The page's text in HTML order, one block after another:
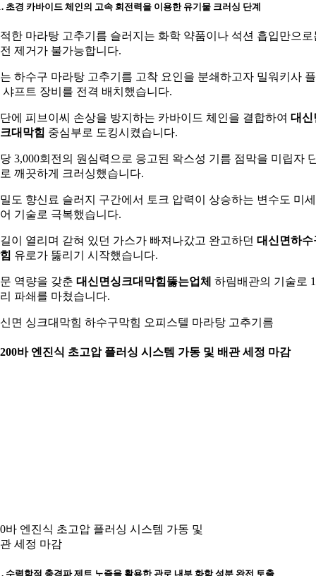
초경 카바이드 체인의 고속 회전력을 이용한 유기물 크러싱 단계
한 마라탕 고추기름 슬러지는 화학 약품이나 석션 흡입만으로
제거가 불가능합니다.
하수구 마라탕 고추기름 고착 요인을 분쇄하고자 밀워키사
샤프트 장비를 전격 배치했습니다.
에 피브이씨 손상을 방지하는 카바이드 체인을 결합하여 대신
대막힘 중심부로 도킹시켰습니다.
3,000회전의 원심력으로 응고된 왁스성 기름 점막을 미립자
깨끗하게 크러싱했습니다.
도 향신료 슬러지 구간에서 토크 압력이 상승하는 변수도 미세
기술로 극복했습니다.
이 열리며 갇혀 있던 가스가 빠져나갔고 완고하던 대신면하수
유로가 뚫리기 시작했습니다.
역량을 갖춘 대신면싱크대막힘뚫는업체 하림배관의 기술로
파쇄를 마쳤습니다.
면 싱크대막힘 하수구막힘 오피스텔 마라탕 고추기름
바 엔진식 초고압 플러싱 시스템 가동 및 배관 세정 마감
바 엔진식 초고압 플러싱 시스템 가동 및
세정 마감
수력학적 충격파 제트 노즐을 활용한 관로 내부 화학 성분 완전 토출